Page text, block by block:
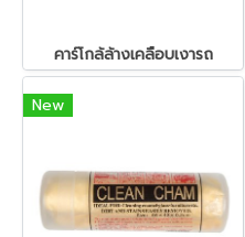
คาร์โกล้ล้างเคลือบเงารถ
New